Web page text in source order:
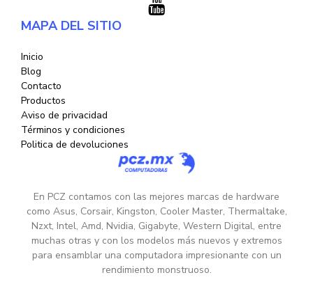
MAPA DEL SITIO
Inicio
Blog
Contacto
Productos
Aviso de privacidad
Términos y condiciones
Politica de devoluciones
En PCZ contamos con las mejores marcas de hardware
como Asus, Corsair, Kingston, Cooler Master, Thermaltake,
Nzxt, Intel, Amd, Nvidia, Gigabyte, Western Digital, entre
muchas otras y con los modelos más nuevos y extremos
para ensamblar una computadora impresionante con un
rendimiento monstruoso.